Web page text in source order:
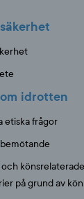
idrotten
etiska frågor
och könsrelaterade
på grund av kön